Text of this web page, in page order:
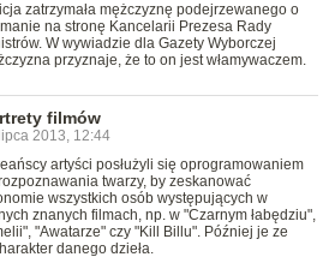
zatrzymała mężczyznę podejrzewanego o
na stronę Kancelarii Prezesa Rady
W wywiadzie dla Gazety Wyborczej
przyznaje, że to on jest włamywaczem.
filmów
2013, 12:44
artyści posłużyli się oprogramowaniem
twarzy, by zeskanować
wszystkich osób występujących w
znanych filmach, np. w "Czarnym łabędziu",
"Awatarze" czy "Kill Billu". Później je ze
danego dzieła.